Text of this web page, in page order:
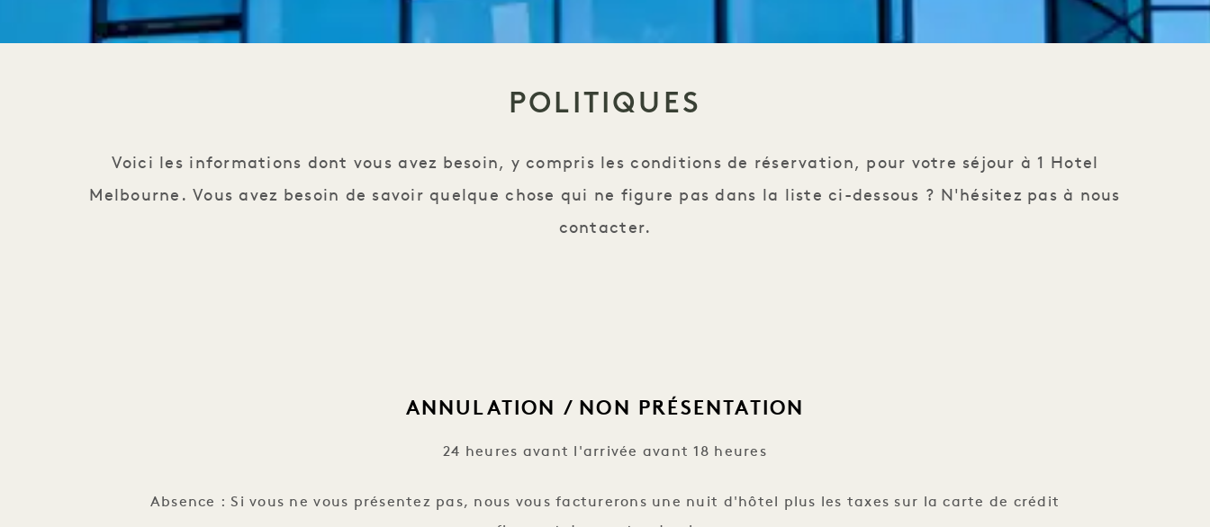
POLITIQUES
Voici les informations dont vous avez besoin, y compris les conditions de réservation, pour votre séjour à 1 Hotel
Melbourne. Vous avez besoin de savoir quelque chose qui ne figure pas dans la liste ci-dessous ? N'hésitez pas à nous
contacter.
ANNULATION / NON PRÉSENTATION
24 heures avant l'arrivée avant 18 heures
Absence : Si vous ne vous présentez pas, nous vous facturerons une nuit d'hôtel plus les taxes sur la carte de crédit